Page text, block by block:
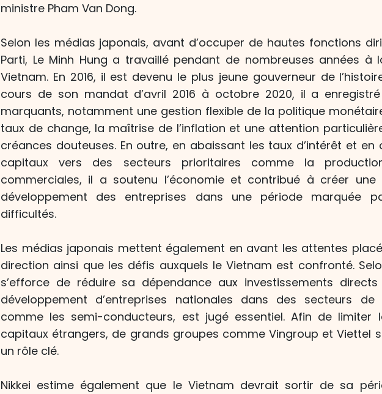
ministre Pham Van Dong.
Selon les médias japonais, avant d’occuper de hautes fonctions
Parti, Le Minh Hung a travaillé pendant de nombreuses années à
Vietnam. En 2016, il est devenu le plus jeune gouverneur de
cours de son mandat d’avril 2016 à octobre 2020, il a
marquants, notamment une gestion flexible de la politique
taux de change, la maîtrise de l’inflation et une attention
créances douteuses. En outre, en abaissant les taux d’intérêt et
capitaux vers des secteurs prioritaires comme la
commerciales, il a soutenu l’économie et contribué à créer
développement des entreprises dans une période marquée
difficultés.
Les médias japonais mettent également en avant les attentes
direction ainsi que les défis auxquels le Vietnam est confronté.
s’efforce de réduire sa dépendance aux investissements directs
développement d’entreprises nationales dans des secteurs de
comme les semi-conducteurs, est jugé essentiel. Afin de limiter
capitaux étrangers, de grands groupes comme Vingroup et Viettel
un rôle clé.
Nikkei estime également que le Vietnam devrait sortir de sa